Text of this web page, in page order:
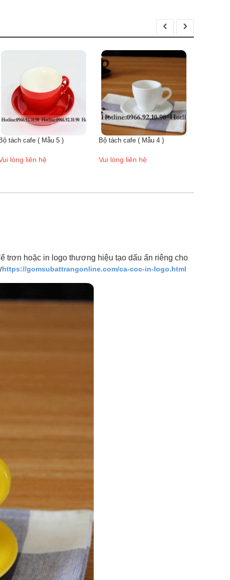
( Mẫu 5 )
hệ
Bộ tách cafe ( Mẫu 4 )
Vui lòng liên hệ
Bộ tách cafe ( Mẫu 3
trơn hoặc in logo thương hiệu tạo dấu ấn riêng cho
https://gomsubattrangonline.com/ca-coc-in-logo.html